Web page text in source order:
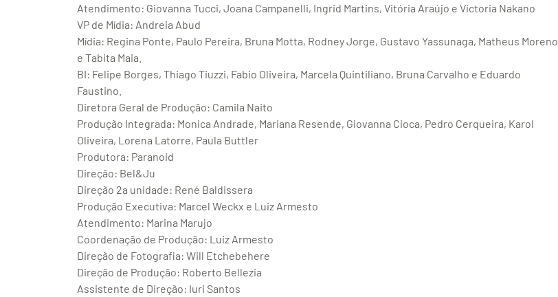
Atendimento: Giovanna Tucci, Joana Campanelli, Ingrid Martins, Vitória Araújo e Victoria Nakano
VP de Mídia: Andreia Abud
Mídia: Regina Ponte, Paulo Pereira, Bruna Motta, Rodney Jorge, Gustavo Yassunaga, Matheus Moreno
e Tabita Maia.
BI: Felipe Borges, Thiago Tiuzzi, Fabio Oliveira, Marcela Quintiliano, Bruna Carvalho e Eduardo
Faustino.
Diretora Geral de Produção: Camila Naito
Produção Integrada: Monica Andrade, Mariana Resende, Giovanna Cioca, Pedro Cerqueira, Karol
Oliveira, Lorena Latorre, Paula Buttler
Produtora: Paranoid
Direção: Bel&Ju
Direção 2a unidade: René Baldissera
Produção Executiva: Marcel Weckx e Luiz Armesto
Atendimento: Marina Marujo
Coordenação de Produção: Luiz Armesto
Direção de Fotografia: Will Etchebehere
Direção de Produção: Roberto Bellezia
Assistente de Direção: Iuri Santos